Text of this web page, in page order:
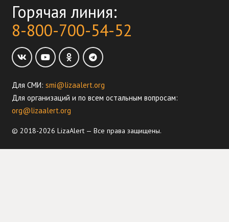
Горячая линия:
8-800-700-54-52
Для СМИ: smi@lizaalert.org
Для организаций и по всем остальным вопросам:
org@lizaalert.org
© 2018-2026 LizaAlert — Все права защищены.